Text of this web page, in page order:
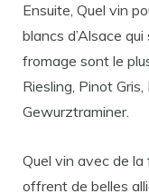
Ensuite, Quel vin
blancs d’Alsace
fromage sont le
Riesling, Pinot
Gewurztraminer.
Quel vin avec de
offrent de belles